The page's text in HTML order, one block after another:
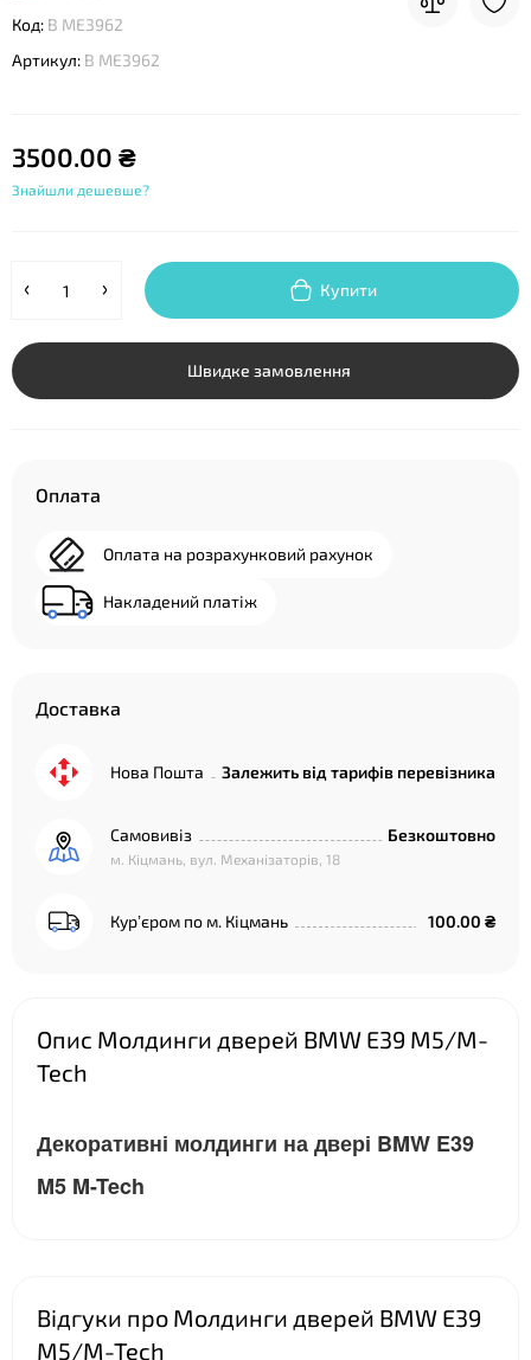
Код: B ME3962
Артикул: B ME3962
3500.00 ₴
Знайшли дешевше?
Купити
Швидке замовлення
Оплата
Оплата на розрахунковий рахунок
Накладений платіж
Доставка
Нова Пошта Залежить від тарифів перевізника
Самовивіз
м. Кіцмань, вул. Механізаторів, 18
Безкоштовно
Курʼєром по м. Кіцмань 100.00 ₴
Опис Молдинги дверей BMW E39 M5/M-
Tech
Декоративні молдинги на двері BMW E39
M5 M-Tech
Відгуки про Молдинги дверей BMW E39
M5/M-Tech